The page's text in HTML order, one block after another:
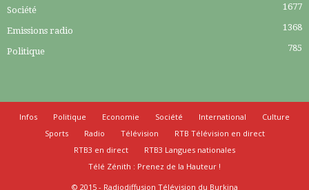
Société 1677
Emissions radio 1368
Politique 785
Infos Politique Economie Société International
Culture
Sports
Radio Télévision
RTB Télévision en direct
RTB3 en direct
RTB3 Langues nationales
Télé Zénith : Prenez de la Hauteur !
© 2015 - Radiodiffusion Télévision du Burkina